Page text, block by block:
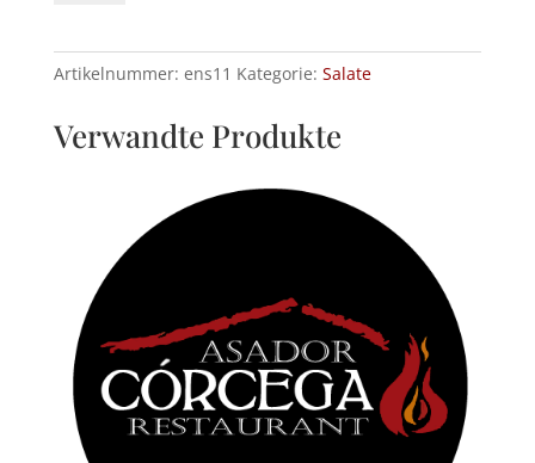
cuit
Artikelnummer: ens11 Kategorie: Salate
Verwandte Produkte